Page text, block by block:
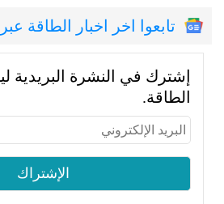
تابعوا اخر اخبار الطاقة عبر Google News
إشترك في النشرة البريدية
الطاقة.